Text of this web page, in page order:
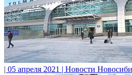
| 05 апреля 2021 | Новости